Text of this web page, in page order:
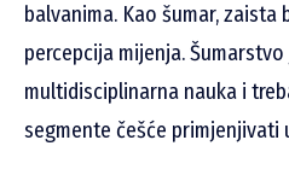
balvanima. Kao šumar, zaista
percepcija mijenja.
multidisciplinarna nauka i
segmente češće primjenjivati